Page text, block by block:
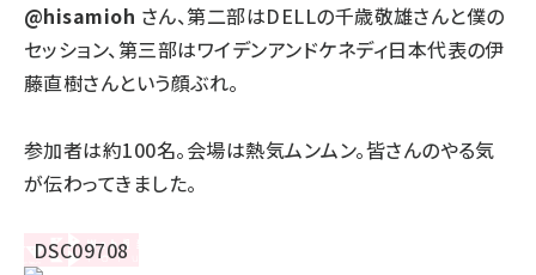
@hisamioh さん、第二部はDELLの千歳敬雄さんと僕の
セッション、第三部はワイデンアンドケネディ日本代表の伊
藤直樹さんという顔ぶれ。
参加者は約100名。会場は熱気ムンムン。皆さんのやる気
が伝わってきました。